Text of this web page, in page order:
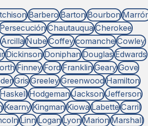
Barbero Barton Bourbon
Chautauqua Cherokee
Arcilla Nube Coffey comanche Cowley
Dickinson Doniphan Douglas Edwards
Finney Ford Franklin Geary Gove
Gris Greeley Greenwood Hamilton
Hodgeman Jackson Jefferson
Kearny Kingman Kiowa Labette Carril
Linn Logan Lyon Marion Marshall